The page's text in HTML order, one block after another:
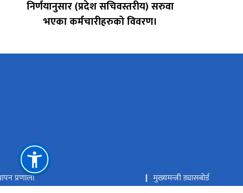
निर्णयानुसार (प्रदेश सचिवस्तरीय) सरुवा
भएका कर्मचारीहरुको विवरण।
प्रणाली
मुख्यमन्त्री ड्यासबोर्ड